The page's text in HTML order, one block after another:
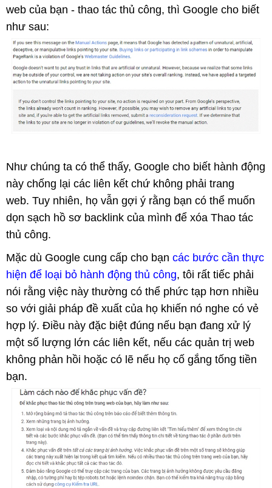
web của bạn - thao tác thủ công, thì Google cho biết
như sau:
Như chúng ta có thể thấy, Google cho biết hành động
này chống lại các liên kết chứ không phải trang
web. Tuy nhiên, họ vẫn gợi ý rằng bạn có thể muốn
dọn sạch hồ sơ backlink của mình để xóa Thao tác
thủ công.
Mặc dù Google cung cấp cho bạn các bước cần thực
hiện để loại bỏ hành động thủ công, tôi rất tiếc phải
nói rằng việc này thường có thể phức tạp hơn nhiều
so với giải pháp đề xuất của họ khiến nó nghe có vẻ
hợp lý. Điều này đặc biệt đúng nếu bạn đang xử lý
một số lượng lớn các liên kết, nếu các quản trị web
không phản hồi hoặc có lẽ nếu họ cố gắng tống tiền
bạn.